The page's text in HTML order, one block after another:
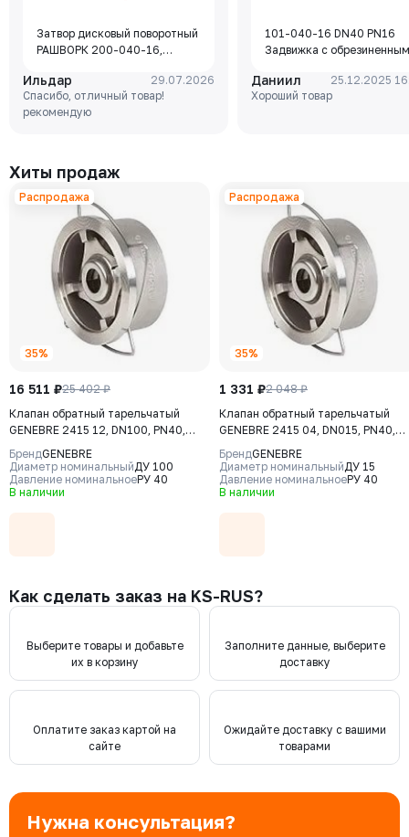
Затвор дисковый поворотный
РАШВОРК 200-040-16,
250 (GG25), диск - GJS-400-
15 (GGG40), уплотнение -
EPDM, М/Ф, рукоятка
Ильдар
29.07.2026
Спасибо, отличный товар!
рекомендую
101-040-16 DN40 PN16
Задвижка с обрезиненным
чугун, клин-EPDM,
Tmax=110°C Ф/Ф
Даниил
25.12.2025
Хороший товар
Хиты продаж
Распродажа
16 511 ₽25 402 ₽
35%
Клапан обратный тарельчатый
GENEBRE 2415 12, DN100, PN40,
корпус - CF8M (AISI316), диск -
CF8М (AISI316), М/Ф
БрендGENEBRE
Диаметр номинальныйДУ 100
Давление номинальноеРУ 40
В наличии
Распродажа
1 331 ₽2 048 ₽
35%
Клапан обратный тарельчатый
GENEBRE 2415 04, DN015, PN40,
корпус - CF8M (AISI316), диск -
CF8М (AISI316), М/Ф
БрендGENEBRE
Диаметр номинальныйДУ 15
Давление номинальноеРУ 40
В наличии
Как сделать заказ на KS-RUS?
Выберите товары и добавьте
их в корзину
Заполните данные, выберите
доставку
Оплатите заказ картой на
сайте
Ожидайте доставку с вашими
товарами
Нужна консультация?